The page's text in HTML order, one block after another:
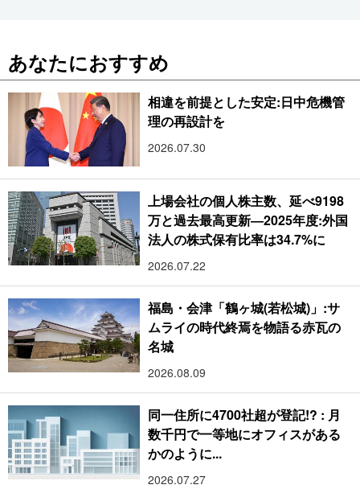
あなたにおすすめ
相違を前提とした安定:日中危機管
理の再設計を
2026.07.30
上場会社の個人株主数、延べ9198
万と過去最高更新―2025年度:外国
法人の株式保有比率は34.7%に
2026.07.22
福島・会津「鶴ヶ城(若松城)」:サ
ムライの時代終焉を物語る赤瓦の
名城
2026.08.09
同一住所に4700社超が登記!? : 月
数千円で一等地にオフィスがある
かのように...
2026.07.27